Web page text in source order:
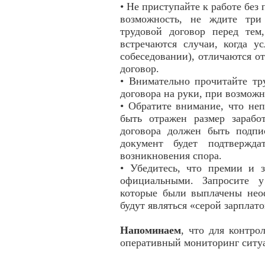
• Не приступайте к работе без
возможность, не ждите три
трудовой договор перед
встречаются случаи, когда
собеседовании), отличаются
договор.
• Внимательно прочитайте
договора на руки, при
• Обратите внимание, что
быть отражен размер
договора должен быть
документ будет
возникновения спора.
• Убедитесь, что премии и
официальными. Запросите
которые были выплачены
будут являться «серой
Напоминаем, что для
оперативный мониторинг